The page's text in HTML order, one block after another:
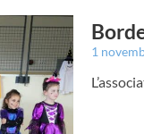
1